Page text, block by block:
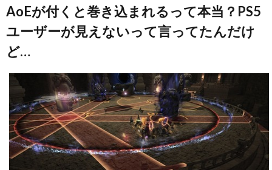
AoEが付くと巻き込まれるって本当？PS5
ユーザーが見えないって言ってたんだけ
ど…